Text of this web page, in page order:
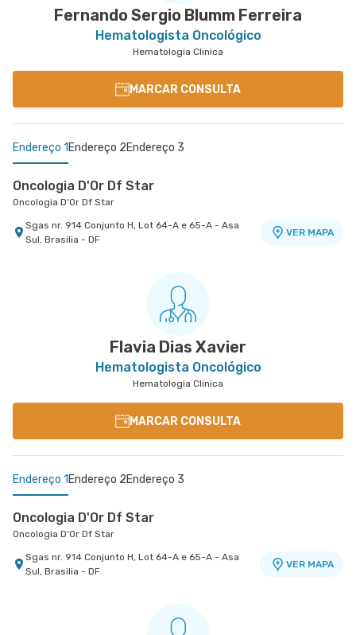
Fernando Sergio Blumm Ferreira
Hematologista Oncológico
Hematologia Clinica
MARCAR CONSULTA
Endereço 1 Endereço 2Endereço 3
Oncologia D'Or Df Star
Oncologia D'Or Df Star
Sgas nr. 914 Conjunto H, Lot 64-A e 65-A - Asa
Sul, Brasilia - DF
VER MAPA
Sgas nr. 914 Conjunto H, Lot 64-A e 65-A - Asa
Sgas nr. 914 Atendimento Na Oncologia D'Or Df
Flavia Dias Xavier
Hematologista Oncológico
Hematologia Clinica
MARCAR CONSULTA
Endereço 1 Endereço 2Endereço 3
Oncologia D'Or Df Star
Oncologia D'Or Df Star
Sgas nr. 914 Conjunto H, Lot 64-A e 65-A - Asa
Sul, Brasilia - DF
VER MAPA
Sgas nr. 914 Conjunto H, Lot 64-A e 65-A - Asa
Sgas nr. 914 Atendimento Na Oncologia D'Or Df